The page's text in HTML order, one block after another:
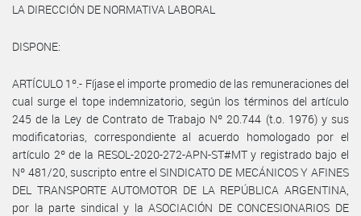
LA DIRECCIÓN DE NORMATIVA LABORAL
DISPONE:
ARTÍCULO 1º.- Fíjase el importe promedio de las remuneraciones del
cual surge el tope indemnizatorio, según los términos del artículo
245 de la Ley de Contrato de Trabajo Nº 20.744 (t.o. 1976) y sus
modificatorias, correspondiente al acuerdo homologado por el
artículo 2º de la RESOL-2020-272-APN-ST#MT y registrado bajo el
Nº 481/20, suscripto entre el SINDICATO DE MECÁNICOS Y AFINES
DEL TRANSPORTE AUTOMOTOR DE LA REPÚBLICA ARGENTINA,
por la parte sindical y la ASOCIACIÓN DE CONCESIONARIOS DE